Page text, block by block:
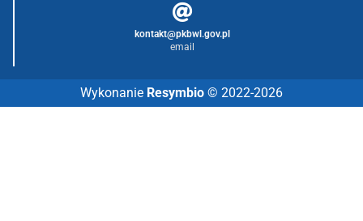
kontakt@pkbwl.gov.pl
email
Wykonanie Resymbio © 2022-2026